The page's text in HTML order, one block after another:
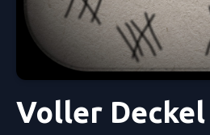
Voller Deckel